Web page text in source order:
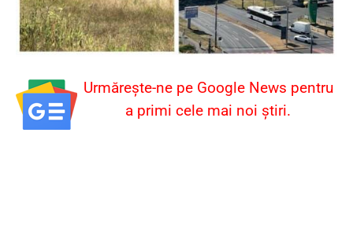
Urmărește-ne pe Google News pentru
a primi cele mai noi știri.